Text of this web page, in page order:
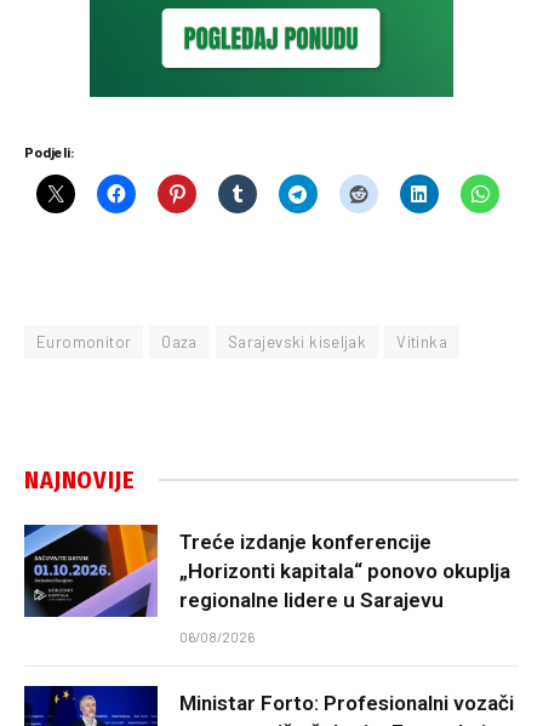
Podjeli:
Euromonitor Oaza Sarajevski kiseljak Vitinka
NAJNOVIJE
Treće izdanje konferencije
„Horizonti kapitala“ ponovo okuplja
regionalne lidere u Sarajevu
06/08/2026
Ministar Forto: Profesionalni vozači